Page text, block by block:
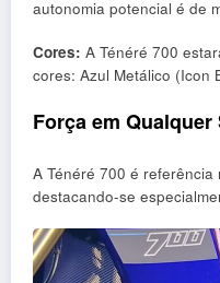
autonomia potencial é de
Cores: A Ténéré 700
cores: Azul Metálico (Icon
Força em Qualquer
A Ténéré 700 é
destacando-se